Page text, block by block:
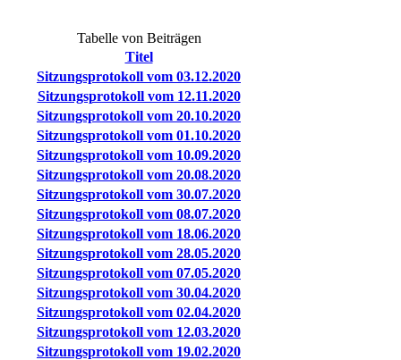
Tabelle von Beiträgen
Titel
Sitzungsprotokoll vom 03.12.2020
Sitzungsprotokoll vom 12.11.2020
Sitzungsprotokoll vom 20.10.2020
Sitzungsprotokoll vom 01.10.2020
Sitzungsprotokoll vom 10.09.2020
Sitzungsprotokoll vom 20.08.2020
Sitzungsprotokoll vom 30.07.2020
Sitzungsprotokoll vom 08.07.2020
Sitzungsprotokoll vom 18.06.2020
Sitzungsprotokoll vom 28.05.2020
Sitzungsprotokoll vom 07.05.2020
Sitzungsprotokoll vom 30.04.2020
Sitzungsprotokoll vom 02.04.2020
Sitzungsprotokoll vom 12.03.2020
Sitzungsprotokoll vom 19.02.2020